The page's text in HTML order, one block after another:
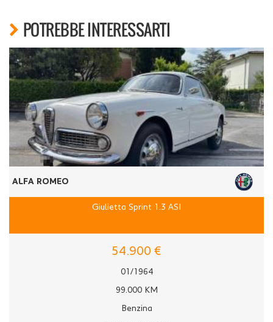
POTREBBE INTERESSARTI
ALFA ROMEO
Giulietta Sprint 1.3 ASI
54.900 €
01/1964
99.000 KM
Benzina